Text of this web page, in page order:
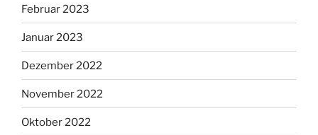
Februar 2023
Januar 2023
Dezember 2022
November 2022
Oktober 2022